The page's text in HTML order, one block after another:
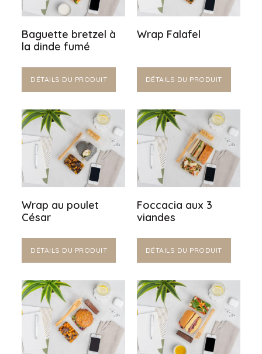
Baguette bretzel à
la dinde fumé
DÉTAILS DU PRODUIT
Wrap Falafel
DÉTAILS DU PRODUIT
Wrap au poulet
César
DÉTAILS DU PRODUIT
Foccacia aux 3
viandes
DÉTAILS DU PRODUIT